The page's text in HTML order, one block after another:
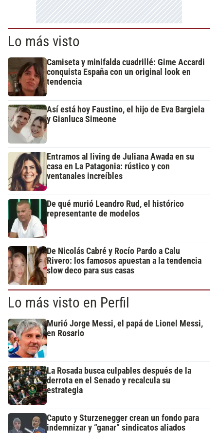
Lo más visto
Camiseta y minifalda cuadrillé: Gime Accardi
conquista España con un original look en
tendencia
Así está hoy Faustino, el hijo de Eva Bargiela
y Gianluca Simeone
Entramos al living de Juliana Awada en su
casa en La Patagonia: rústico y con
ventanales increíbles
De qué murió Leandro Rud, el histórico
representante de modelos
De Nicolás Cabré y Rocío Pardo a Calu
Rivero: los famosos apuestan a la tendencia
slow deco para sus casas
Lo más visto en Perfil
Murió Jorge Messi, el papá de Lionel Messi,
en Rosario
La Rosada busca culpables después de la
derrota en el Senado y recalcula su
estrategia
Caputo y Sturzenegger crean un fondo para
indemnizar y “ganar” sindicatos aliados